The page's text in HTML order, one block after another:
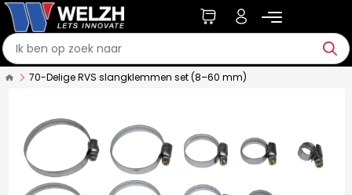
70-Delige RVS slangklemmen set (8–60 mm)